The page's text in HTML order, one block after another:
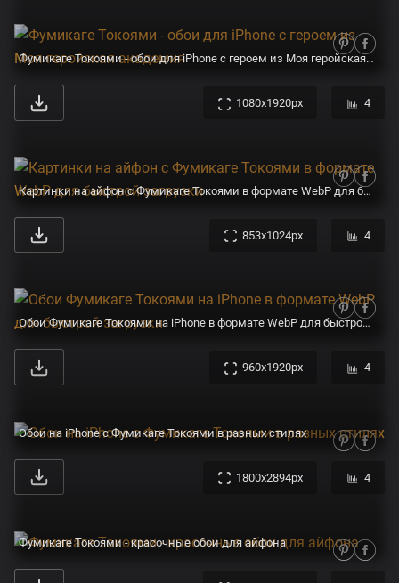
Фумикаге Токоями - обои для iPhone с героем из Моя геройская академия
1080x1920px 4
Картинки на айфон с Фумикаге Токоями в формате WebP для быстрой загрузки
853x1024px 4
Обои Фумикаге Токоями на iPhone в формате WebP для быстрой загрузки
960x1920px 4
Обои на iPhone с Фумикаге Токоями в разных стилях
1800x2894px 4
Фумикаге Токоями - красочные обои для айфона